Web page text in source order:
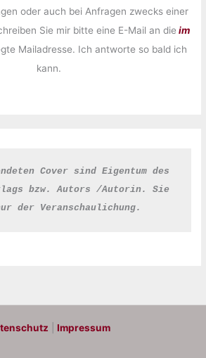
oder auch bei Anfragen zwecks einer
Sie mir bitte eine E-Mail an die im
Mailadresse. Ich antworte so bald ich
kann.
Cover sind Eigentum des
bzw. Autors /Autorin. Sie
der Veranschaulichung.
Impressum